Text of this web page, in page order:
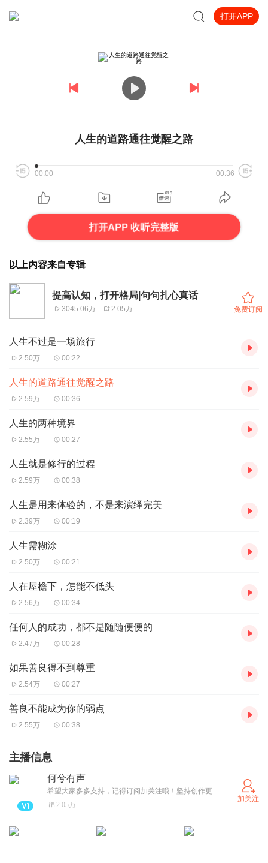
打开APP
人生的道路通往觉醒之路
00:00 00:36
打开APP 收听完整版
以上内容来自专辑
提高认知，打开格局|句句扎心真话
3045.06万 2.05万 免费订阅
人生不过是一场旅行
2.50万 00:22
人生的道路通往觉醒之路
2.59万 00:36
人生的两种境界
2.55万 00:27
人生就是修行的过程
2.59万 00:38
人生是用来体验的，不是来演绎完美
2.39万 00:19
人生需糊涂
2.50万 00:21
人在屋檐下，怎能不低头
2.56万 00:34
任何人的成功，都不是随随便便的
2.47万 00:28
如果善良得不到尊重
2.54万 00:27
善良不能成为你的弱点
2.55万 00:38
主播信息
何兮有声
希望大家多多支持，记得订阅加关注哦！坚持创作更好的作品，呈现给大家！
2.05万
加关注